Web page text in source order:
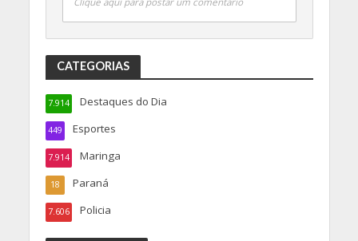
CATEGORIAS
Destaques do Dia
7.914
Esportes
449
Maringa
7.914
Paraná
18
Policia
7.606